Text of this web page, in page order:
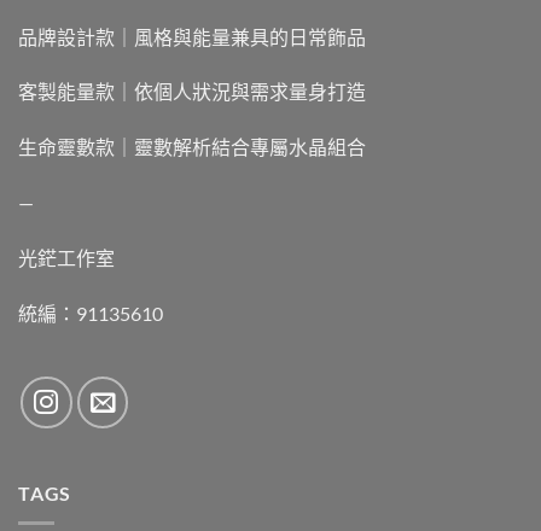
品牌設計款｜風格與能量兼具的日常飾品
客製能量款｜依個人狀況與需求量身打造
生命靈數款｜靈數解析結合專屬水晶組合
—
光鋩工作室
統編：91135610
TAGS